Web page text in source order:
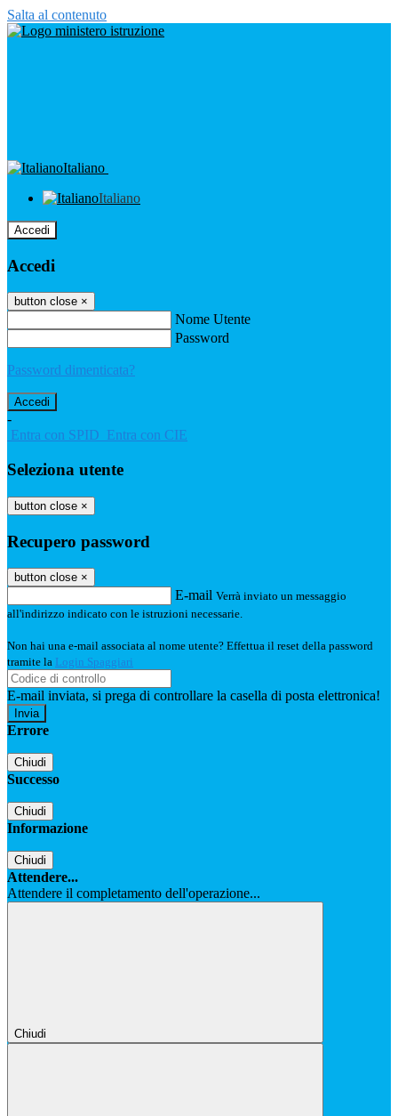
Salta al contenuto
Italiano
Italiano
Accedi
Accedi
button close ×
Nome Utente
Password
Password dimenticata?
-
Entra con SPID Entra con CIE
Seleziona utente
button close ×
Recupero password
button close ×
E-mail Verrà inviato un messaggio
all'indirizzo indicato con le istruzioni necessarie.
Non hai una e-mail associata al nome utente? Effettua il reset della password
tramite la Login Spaggiari
E-mail inviata, si prega di controllare la casella di posta elettronica!
Errore
Chiudi
Successo
Chiudi
Informazione
Chiudi
Attendere...
Attendere il completamento dell'operazione...
Chiudi